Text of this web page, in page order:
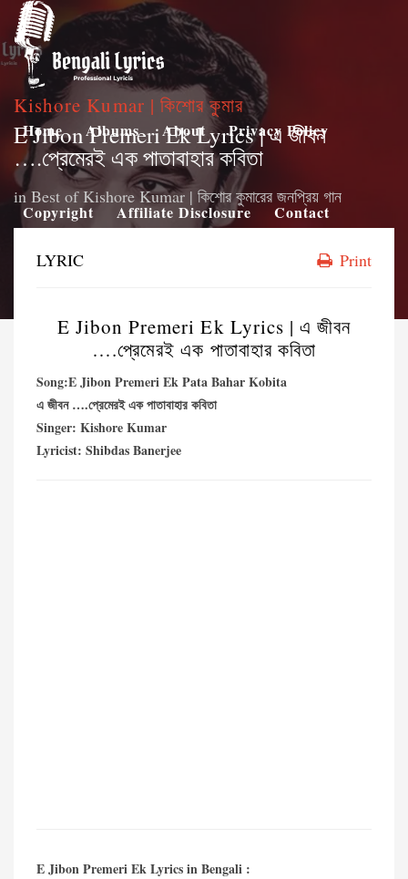
Home Albums About Privacy Policy
Copyright Affiliate Disclosure Contact
Kishore Kumar | কিশোর কুমার
E Jibon Premeri Ek Lyrics | এ জীবন
….প্রেমেরই এক পাতাবাহার কবিতা
inBest of Kishore Kumar | কিশোর কুমারের জনপ্রিয় গান
LYRIC Print
E Jibon Premeri Ek Lyrics | এ জীবন
….প্রেমেরই এক পাতাবাহার কবিতা
Song:E Jibon Premeri Ek Pata Bahar Kobita
এ জীবন ….প্রেমেরই এক পাতাবাহার কবিতা
Singer: Kishore Kumar
Lyricist: Shibdas Banerjee
E Jibon Premeri Ek Lyrics in Bengali :